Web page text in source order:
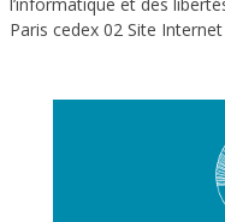
Paris cedex 02 Site Internet